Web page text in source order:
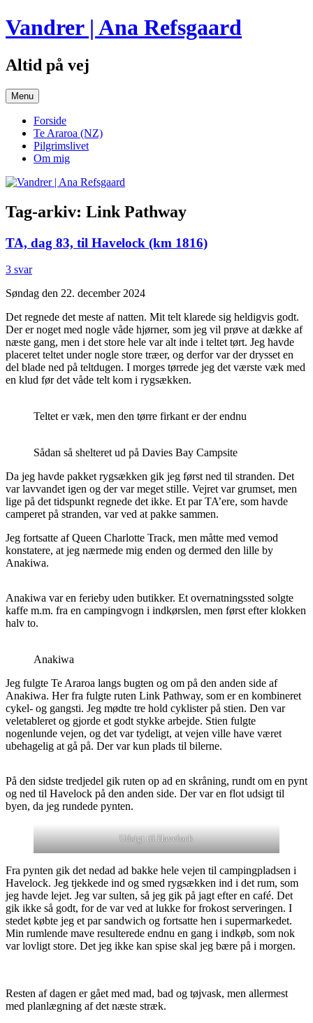
Hop
til
Vandrer | Ana Refsgaard
Altid på vej
Menu
Forside
Te Araroa (NZ)
Pilgrimslivet
Om mig
Tag-arkiv: Link Pathway
TA, dag 83, til Havelock (km 1816)
3 svar
Søndag den 22. december 2024
Det regnede det meste af natten. Mit telt klarede sig heldigvis godt.
Der er noget med nogle våde hjørner, som jeg vil prøve at dække af
næste gang, men i det store hele var alt inde i teltet tørt. Jeg havde
placeret teltet under nogle store træer, og derfor var der drysset en
del blade ned på teltdugen. I morges tørrede jeg det værste væk med
en klud før det våde telt kom i rygsækken.
Teltet er væk, men den tørre firkant er der endnu
Sådan så shelteret ud på Davies Bay Campsite
Da jeg havde pakket rygsækken gik jeg først ned til stranden. Det
var lavvandet igen og der var meget stille. Vejret var grumset, men
lige på det tidspunkt regnede det ikke. Et par TA’ere, som havde
camperet på stranden, var ved at pakke sammen.
Jeg fortsatte af Queen Charlotte Track, men måtte med vemod
konstatere, at jeg nærmede mig enden og dermed den lille by
Anakiwa.
Anakiwa var en ferieby uden butikker. Et overnatningssted solgte
kaffe m.m. fra en campingvogn i indkørslen, men først efter klokken
halv to.
Anakiwa
Jeg fulgte Te Araroa langs bugten og om på den anden side af
Anakiwa. Her fra fulgte ruten Link Pathway, som er en kombineret
cykel- og gangsti. Jeg mødte tre hold cyklister på stien. Den var
veletableret og gjorde et godt stykke arbejde. Stien fulgte
nogenlunde vejen, og det var tydeligt, at vejen ville have været
ubehagelig at gå på. Der var kun plads til bilerne.
På den sidste tredjedel gik ruten op ad en skråning, rundt om en pynt
og ned til Havelock på den anden side. Der var en flot udsigt til
byen, da jeg rundede pynten.
Udsigt til Havelock
Fra pynten gik det nedad ad bakke hele vejen til campingpladsen i
Havelock. Jeg tjekkede ind og smed rygsækken ind i det rum, som
jeg havde lejet. Jeg var sulten, så jeg gik på jagt efter en café. Det
gik ikke så godt, for de var ved at lukke for frokost serveringen. I
stedet købte jeg et par sandwich og fortsatte hen i supermarkedet.
Min rumlende mave resulterede endnu en gang i indkøb, som nok
var lovligt store. Det jeg ikke kan spise skal jeg bære på i morgen.
Resten af dagen er gået med mad, bad og tøjvask, men allermest
med planlægning af det næste stræk.